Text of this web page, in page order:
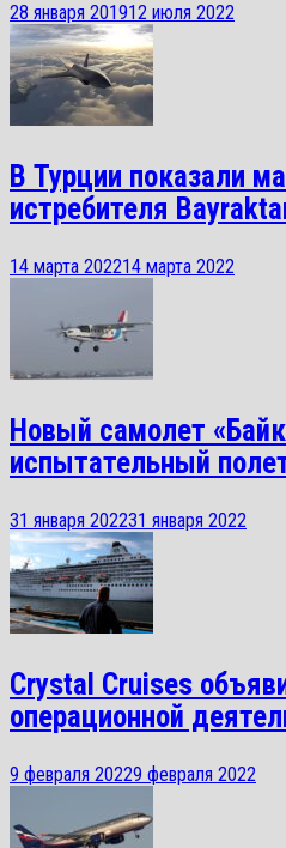
28 января 201912 июля 2022
В Турции показали
истребителя
14 марта 202214 марта 2022
Новый самолет
испытательный
31 января 202231 января 2022
Crystal Cruises
операционной
9 февраля 20229 февраля 2022